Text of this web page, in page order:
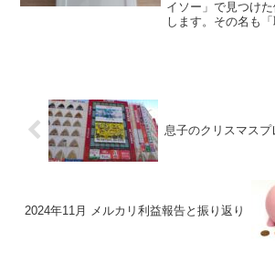
イソー」で見つけ
します。その名も
息子のクリスマス
2024年11月 メルカリ利益報告と振り返り